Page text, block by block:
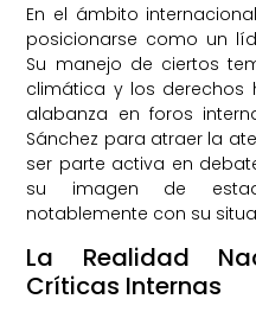
En el ámbito
posicionarse como un
Su manejo de ciertos
climática y los derechos
alabanza en foros
Sánchez para atraer la
ser parte activa en
su imagen de
notablemente con su
La Realidad
Críticas Internas